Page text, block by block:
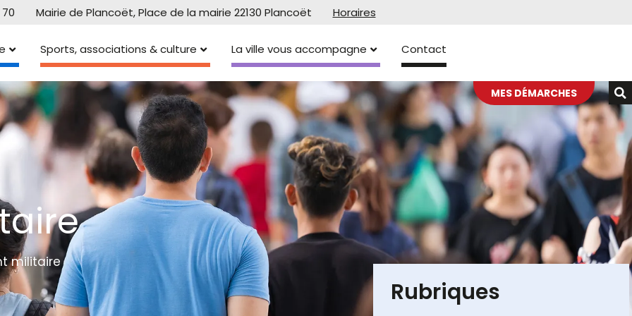
Mairie de Plancoët, Place de la mairie 22130 Plancoët Horaires
Sports, associations & culture La ville vous accompagne Contact
MES DÉMARCHES
militaire
Rubriques